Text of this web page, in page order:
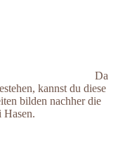
Da
kannst du diese
bilden nachher die
Hasen.